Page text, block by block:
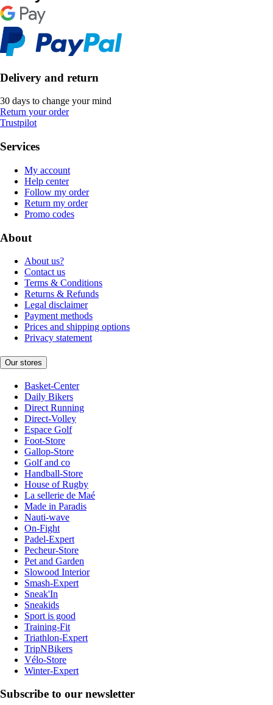
Delivery and return
30 days to change your mind
Return your order
Trustpilot
Services
My account
Help center
Follow my order
Return my order
Promo codes
About
About us?
Contact us
Terms & Conditions
Returns & Refunds
Legal disclaimer
Payment methods
Prices and shipping options
Privacy statement
Our stores
Basket-Center
Daily Bikers
Direct Running
Direct-Volley
Espace Golf
Foot-Store
Gallop-Store
Golf and co
Handball-Store
House of Rugby
La sellerie de Maé
Made in Paradis
Nauti-wave
On-Fight
Padel-Expert
Pecheur-Store
Pet and Garden
Slowood Interior
Smash-Expert
Sneak'In
Sneakids
Sport is good
Training-Fit
Triathlon-Expert
TripNBikers
Vélo-Store
Winter-Expert
Subscribe to our newsletter